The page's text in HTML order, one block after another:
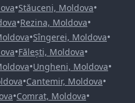
•Stăuceni, Moldova•
•Rezina, Moldova•
•Sîngerei, Moldova•
•Fălești, Moldova•
•Ungheni, Moldova•
•Cantemir, Moldova•
•Comrat, Moldova•